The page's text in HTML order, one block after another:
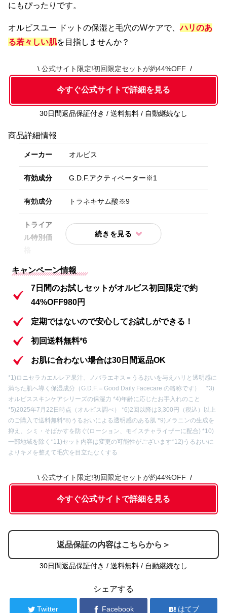
にもぴったりです。
オルビスユー ドットの保湿と毛穴のWケアで、ハリのあ
る若々しい肌を目指しませんか？
公式サイト限定!初回限定セットが約44%OFF
今すぐ公式サイトで詳細を見る
30日間返品保証付き / 送料無料 / 自動継続なし
商品詳細情報
メーカー オルビス
有効成分 G.D.F.アクティベーター※1
有効成分 トラネキサム酸※9
トライア
ル特別価
初回限定980円(送料無料）
内容① 化粧水 7日間分
保湿液 7日間分
内容③ 洗顔料 7日間分
内容④ オルビス ザ リンクルセラム7日間分
内容⑤ クレンジングパウチ1包
内容⑥ オリジナル吸水アームバンド
キャンペーン情報
7日間のお試しセットがオルビス初回限定で約
44%OFF980円
定期ではないので安心してお試しができる！
初回送料無料*6
お肌に合わない場合は30日間返品OK
*1)ロニセラカエルレア果汁、ノバラエキス＝うるおいを与えハリと透明感に
満ちた肌へ導く保湿成分（G.D.F.＝Good Daily Facecare の略称です） *3)
オルビススキンケアシリーズの保湿力 *4)年齢に応じたお手入れのこと
*5)2025年7月22日時点（オルビス調べ） *6)2回以降は3,300円（税込）以上
のご購入で送料無料*8)うるおいによる透明感のある肌 *9)メラニンの生成を
抑え、シミ・そばかすを防ぐ(ローション、モイスチャライザーに配合) *10)
一部地域を除く *11)セット内容は変更の可能性がございます*12)うるおいに
よりキメを整えて毛穴を目立たなくする
公式サイト限定!初回限定セットが約44%OFF
今すぐ公式サイトで詳細を見る
返品保証の内容はこちらから＞
30日間返品保証付き / 送料無料 / 自動継続なし
シェアする
Twitter Facebook はてブ